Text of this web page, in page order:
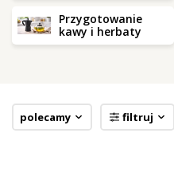
Przygotowanie
kawy i herbaty
polecamy filtruj